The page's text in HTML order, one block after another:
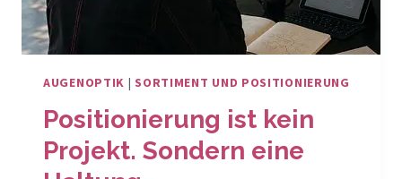
AUGENOPTIK |SORTIMENT UND POSITIONIERUNG
Positionierung ist kein
Projekt. Sondern eine